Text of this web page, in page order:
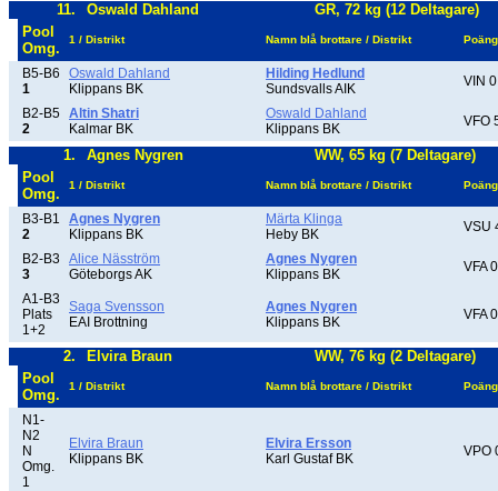
11. Oswald Dahland
GR, 72 kg (12 Deltagare)
Pool
Omg.
1 / Distrikt Namn blå brottare / Distrikt Poäng
B5-B6
1
Oswald Dahland
Klippans BK
Hilding Hedlund
Sundsvalls AIK
VIN
B2-B5
2
Altin Shatri
Kalmar BK
Oswald Dahland
Klippans BK
VFO
1. Agnes Nygren
WW, 65 kg (7 Deltagare)
Pool
Omg.
1 / Distrikt Namn blå brottare / Distrikt Poäng
B3-B1
2
Agnes Nygren
Klippans BK
Märta Klinga
Heby BK
VSU
B2-B3
3
Alice Näsström
Göteborgs AK
Agnes Nygren
Klippans BK
VFA
A1-B3
Plats
1+2
Saga Svensson
EAI Brottning
Agnes Nygren
Klippans BK
VFA
2. Elvira Braun
WW, 76 kg (2 Deltagare)
Pool
Omg.
1 / Distrikt Namn blå brottare / Distrikt Poäng
N1-
N2
N
Omg.
1
Elvira Braun
Klippans BK
Elvira Ersson
Karl Gustaf BK
VPO